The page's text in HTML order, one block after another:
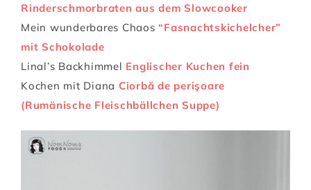
Rinderschmorbraten aus dem Slowcooker
Mein wunderbares Chaos“Fasnachtskichelcher”
mit Schokolade
Linal’s Backhimmel Englischer Kuchen fein
Kochen mit Diana Ciorbă de perişoare
(Rumänische Fleischbällchen Suppe)